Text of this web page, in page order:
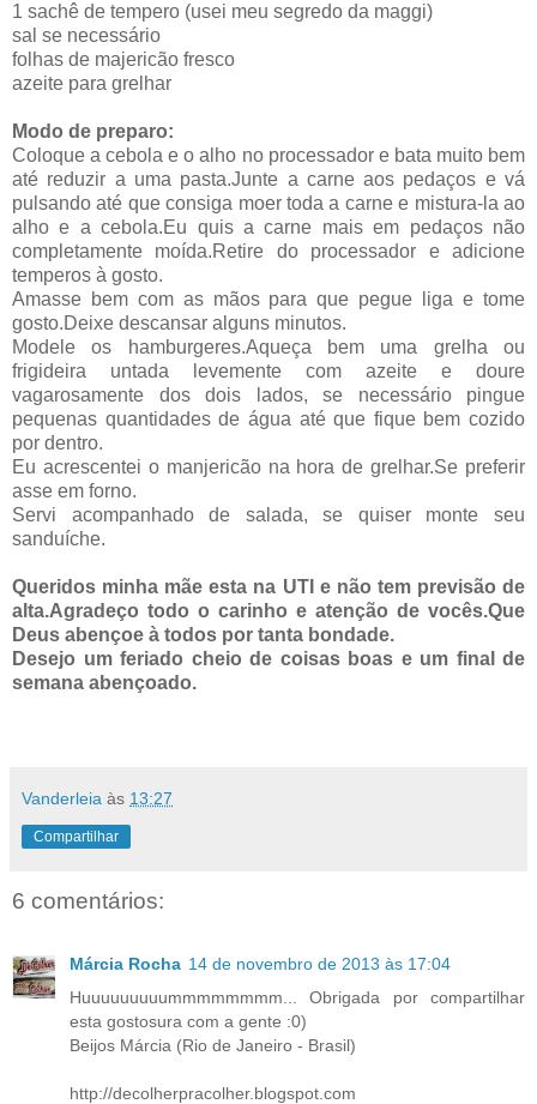
1 sachê de tempero (usei meu segredo da maggi)
sal se necessário
folhas de majericão fresco
azeite para grelhar
Modo de preparo:
Coloque a cebola e o alho no processador e bata muito bem
até reduzir a uma pasta.Junte a carne aos pedaços e vá
pulsando até que consiga moer toda a carne e mistura-la ao
alho e a cebola.Eu quis a carne mais em pedaços não
completamente moída.Retire do processador e adicione
temperos à gosto.
Amasse bem com as mãos para que pegue liga e tome
gosto.Deixe descansar alguns minutos.
Modele os hamburgeres.Aqueça bem uma grelha ou
frigideira untada levemente com azeite e doure
vagarosamente dos dois lados, se necessário pingue
pequenas quantidades de água até que fique bem cozido
por dentro.
Eu acrescentei o manjericão na hora de grelhar.Se preferir
asse em forno.
Servi acompanhado de salada, se quiser monte seu
sanduíche.
Queridos minha mãe esta na UTI e não tem previsão de
alta.Agradeço todo o carinho e atenção de vocês.Que
Deus abençoe à todos por tanta bondade.
Desejo um feriado cheio de coisas boas e um final de
semana abençoado.
Vanderleia às 13:27
Compartilhar
6 comentários:
Márcia Rocha 14 de novembro de 2013 às 17:04
Huuuuuuuuummmmmmmm... Obrigada por compartilhar
esta gostosura com a gente :0)
Beijos Márcia (Rio de Janeiro - Brasil)
http://decolherpracolher.blogspot.com